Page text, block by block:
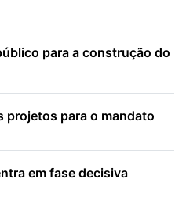
para a construção do
projetos para o mandato
em fase decisiva